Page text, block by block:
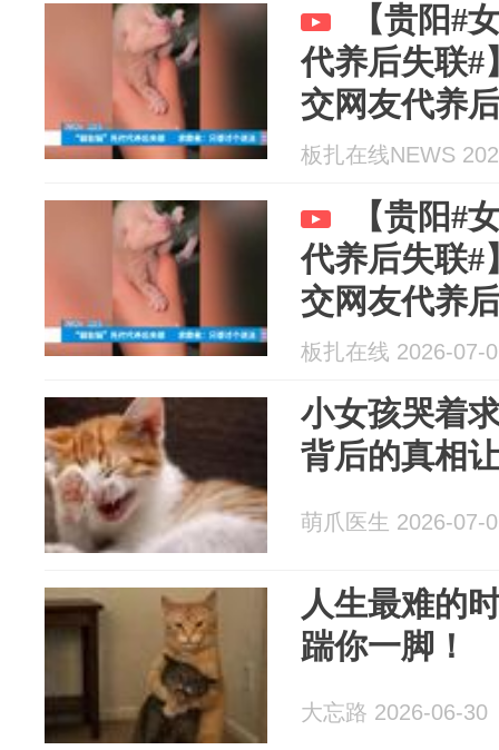
【贵阳#
代养后失联#
交网友代养
阳的小闵捡
板扎在线NEWS
【贵阳#
代养后失联#
交网友代养
阳的小闵捡
板扎在线 2026-07-
小女孩哭着
背后的真相
萌爪医生 2026-07-
人生最难的
踹你一脚！
大忘路 2026-06-30